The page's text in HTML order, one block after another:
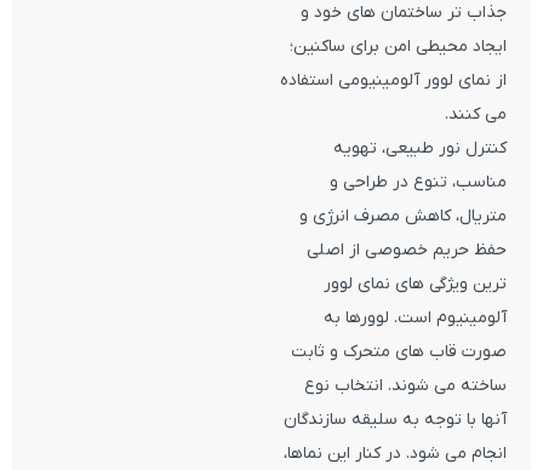
جذاب تر ساختمان های خود و
ایجاد محیطی امن برای ساکنین؛
از نمای لوور آلومینیومی استفاده
می کنند.
کنترل نور طبیعی، تهویه
مناسب، تنوع در طراحی و
متریال، کاهش مصرف انرژی و
حفظ حریم خصوصی از اصلی
ترین ویژگی های نمای لوور
آلومینیوم است. لوورها به
صورت قاب های متحرک و ثابت
ساخته می شوند. انتخاب نوع
آنها با توجه به سلیقه سازندگان
انجام می شود. در کنار این نماها،